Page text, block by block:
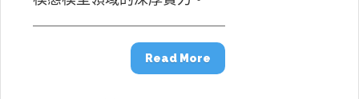
Read More